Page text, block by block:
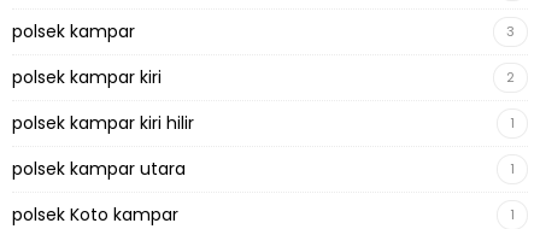
polsek kampar 3
polsek kampar kiri 2
polsek kampar kiri hilir 1
polsek kampar utara 1
polsek Koto kampar 1